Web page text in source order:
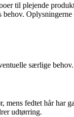
til plejende
særlige
fedtet hår
udtørring.